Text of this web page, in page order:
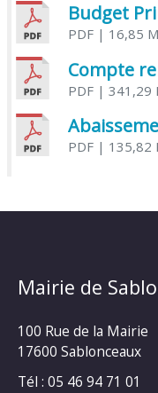
Budget
PDF| 16,85
PDF| 341,29
PDF| 135,82
Mairie de
100 Rue de la Mairie
17600 Sablonceaux
Tél : 05 46 94 71 01